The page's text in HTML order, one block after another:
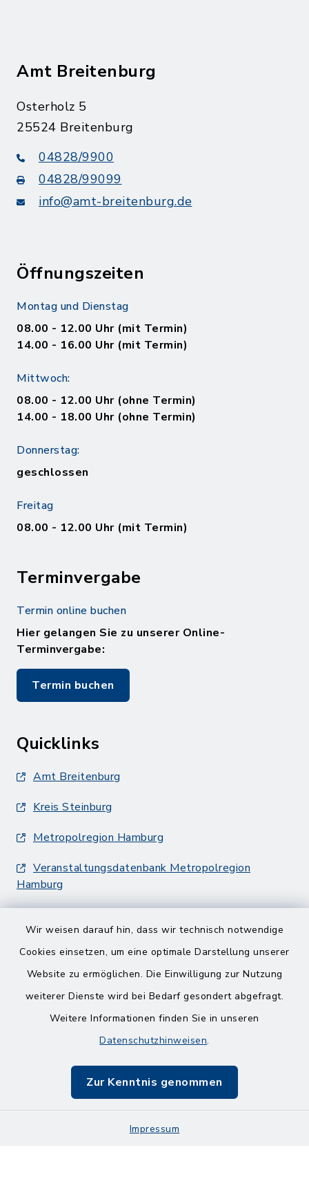
Wir weisen darauf hin, dass wir technisch notwendige
Cookies einsetzen, um eine optimale Darstellung unserer
Website zu ermöglichen. Die Einwilligung zur Nutzung
weiterer Dienste wird bei Bedarf gesondert abgefragt.
Weitere Informationen finden Sie in unseren
Datenschutzhinweisen.
Zur Kenntnis genommen
Impressum
Amt Breitenburg
Osterholz 5
25524 Breitenburg
04828/9900
04828/99099
info@amt-breitenburg.de
Öffnungszeiten
Montag und Dienstag
08.00 - 12.00 Uhr (mit Termin)
14.00 - 16.00 Uhr (mit Termin)
Mittwoch:
08.00 - 12.00 Uhr (ohne Termin)
14.00 - 18.00 Uhr (ohne Termin)
Donnerstag:
geschlossen
Freitag
08.00 - 12.00 Uhr (mit Termin)
Terminvergabe
Termin online buchen
Hier gelangen Sie zu unserer Online-
Terminvergabe:
Termin buchen
Quicklinks
Amt Breitenburg
Kreis Steinburg
Metropolregion Hamburg
Veranstaltungsdatenbank Metropolregion
Hamburg
Barrierefreiheit
Impressum
Sitemap